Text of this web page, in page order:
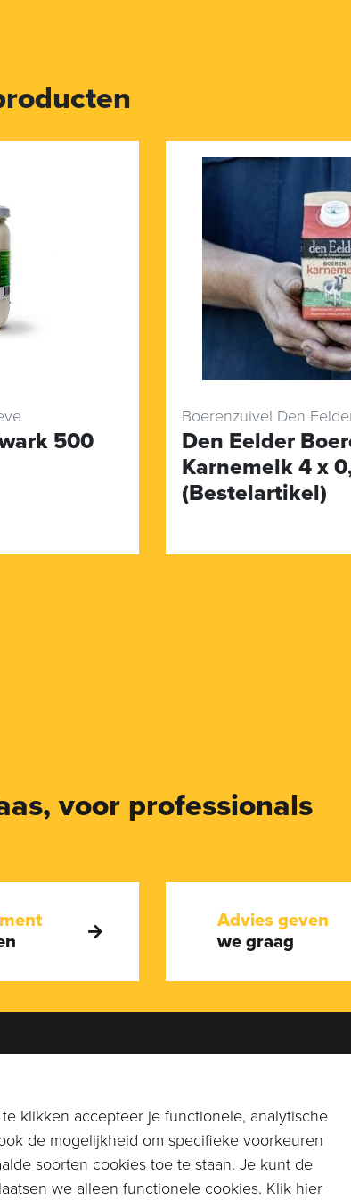
500
Boerenzuivel Den
Den Eelder
Karnemelk 4 x
(Bestelartikel)
voor professionals
Advies geven
we graag
Bel naar0113-269896of
stuur een email naar
info@compagnonkaas.nl
klikken accepteer je functionele, analytische
de mogelijkheid om specifieke voorkeuren
soorten cookies toe te staan. Je kunt de
we alleen functionele cookies. Klik hier